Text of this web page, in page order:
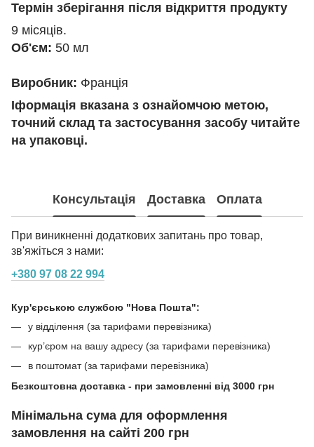
Термін зберігання після відкриття продукту
9 місяців.
Об'єм: 50 мл
Виробник: Франція
Іформація вказана з ознайомчою метою,
точний склад та застосування засобу читайте
на упаковці.
Консультація Доставка Оплата
При виникненні додаткових запитань про товар,
зв'яжіться з нами:
+380 97 08 22 994
Кур'єрською службою "Нова Пошта":
у відділення (за тарифами перевізника)
кур’єром на вашу адресу (за тарифами перевізника)
в поштомат (за тарифами перевізника)
Безкоштовна доставка - при замовленні від 3000 грн
Мінімальна сума для оформлення
замовлення на сайті 200 грн